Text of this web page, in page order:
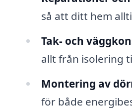
så att ditt hem
Tak- och
allt från isolering
Montering av
för både